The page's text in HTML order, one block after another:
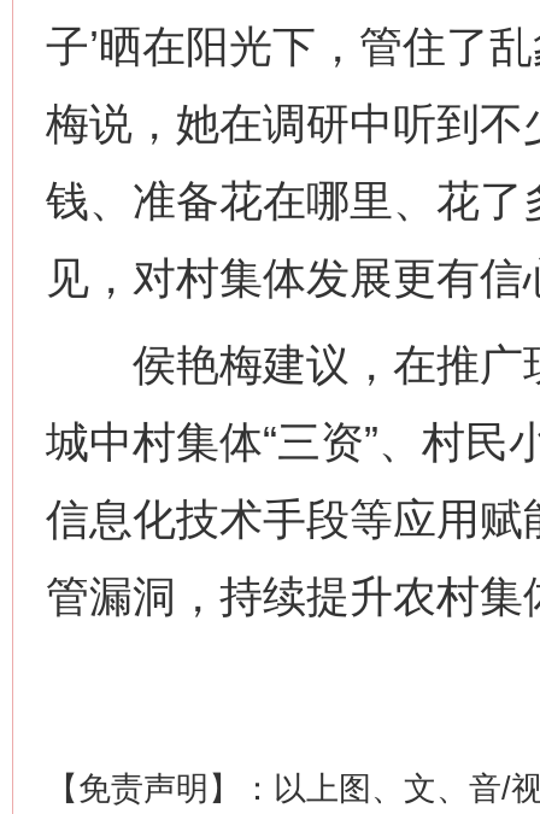
子’晒在阳光下，管住了
梅说，她在调研中听到
钱、准备花在哪里、花
见，对村集体发展更有信
侯艳梅建议，在推广
城中村集体“三资”、村民
信息化技术手段等应用赋
管漏洞，持续提升农村集
【免责声明】：以上图、文、音/